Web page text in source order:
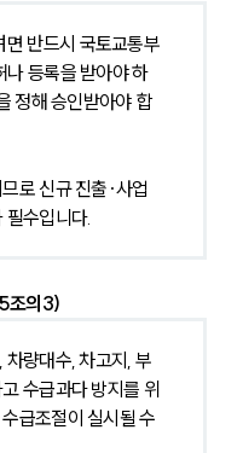
반드시 국토교통부
나 등록을 받아야 하
정해 승인받아야 합
로 신규 진출·사업
필수입니다.
조의3)
량대수, 차고지, 부
수급과다 방지를 위
급조절이 실시될 수